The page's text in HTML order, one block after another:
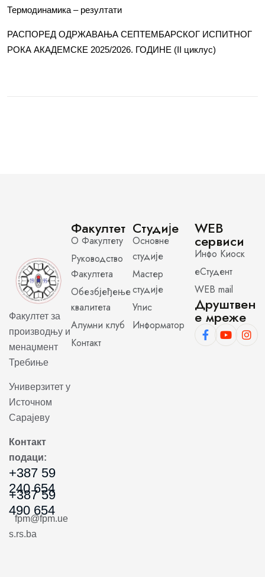
Термодинамика – резултати
РАСПОРЕД ОДРЖАВАЊА СЕПТЕМБАРСКОГ ИСПИТНОГ
РОКА АКАДЕМСКЕ 2025/2026. ГОДИНЕ (II циклус)
Факултет за
производњу и
менаџмент
Требиње
Универзитет у
Источном
Сарајеву
Контакт
подаци:
+387 59
240 654
+387 59
490 654
fpm@fpm.ue
s.rs.ba
Факултет
О Факултету
Руководство
Факултета
Обезбјеђење
квалитета
Алумни клуб
Контакт
Студије
Основне
студије
Мастер
студије
Упис
Информатор
WEB
сервиси
Инфо Киоск
еСтудент
WEB mail
Друштвен
е мреже